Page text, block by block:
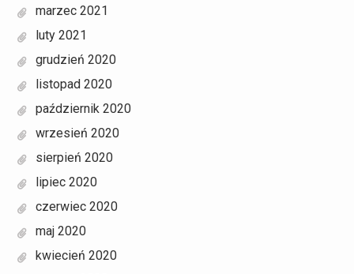
marzec 2021
luty 2021
grudzień 2020
listopad 2020
październik 2020
wrzesień 2020
sierpień 2020
lipiec 2020
czerwiec 2020
maj 2020
kwiecień 2020